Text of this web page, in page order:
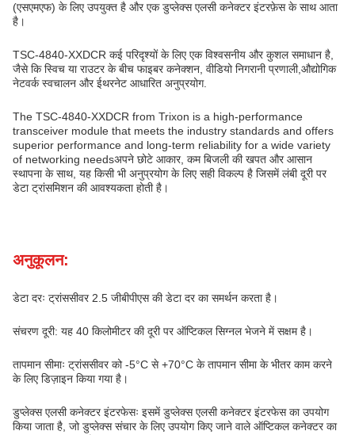
(एसएमएफ) के लिए उपयुक्त है और एक डुप्लेक्स एलसी कनेक्टर इंटरफ़ेस के साथ आता
है।
TSC-4840-XXDCR कई परिदृश्यों के लिए एक विश्वसनीय और कुशल समाधान है,
जैसे कि स्विच या राउटर के बीच फाइबर कनेक्शन, वीडियो निगरानी प्रणाली,औद्योगिक
नेटवर्क स्वचालन और ईथरनेट आधारित अनुप्रयोग.
The TSC-4840-XXDCR from Trixon is a high-performance
transceiver module that meets the industry standards and offers
superior performance and long-term reliability for a wide variety
of networking needsअपने छोटे आकार, कम बिजली की खपत और आसान
स्थापना के साथ, यह किसी भी अनुप्रयोग के लिए सही विकल्प है जिसमें लंबी दूरी पर
डेटा ट्रांसमिशन की आवश्यकता होती है।
अनुकूलन:
डेटा दरः ट्रांससीवर 2.5 जीबीपीएस की डेटा दर का समर्थन करता है।
संचरण दूरी: यह 40 किलोमीटर की दूरी पर ऑप्टिकल सिग्नल भेजने में सक्षम है।
तापमान सीमाः ट्रांससीवर को -5°C से +70°C के तापमान सीमा के भीतर काम करने
के लिए डिज़ाइन किया गया है।
डुप्लेक्स एलसी कनेक्टर इंटरफेसः इसमें डुप्लेक्स एलसी कनेक्टर इंटरफेस का उपयोग
किया जाता है, जो डुप्लेक्स संचार के लिए उपयोग किए जाने वाले ऑप्टिकल कनेक्टर का